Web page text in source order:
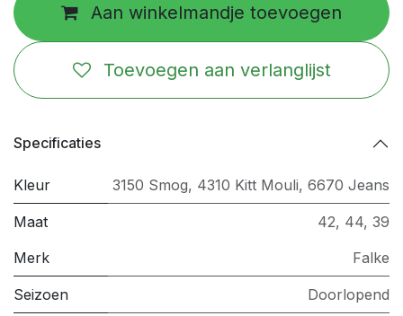
Aan winkelmandje toevoegen
Toevoegen aan verlanglijst
Specificaties
Kleur 3150 Smog, 4310 Kitt Mouli, 6670 Jeans
Maat 42, 44, 39
Merk
Falke
Seizoen Doorlopend